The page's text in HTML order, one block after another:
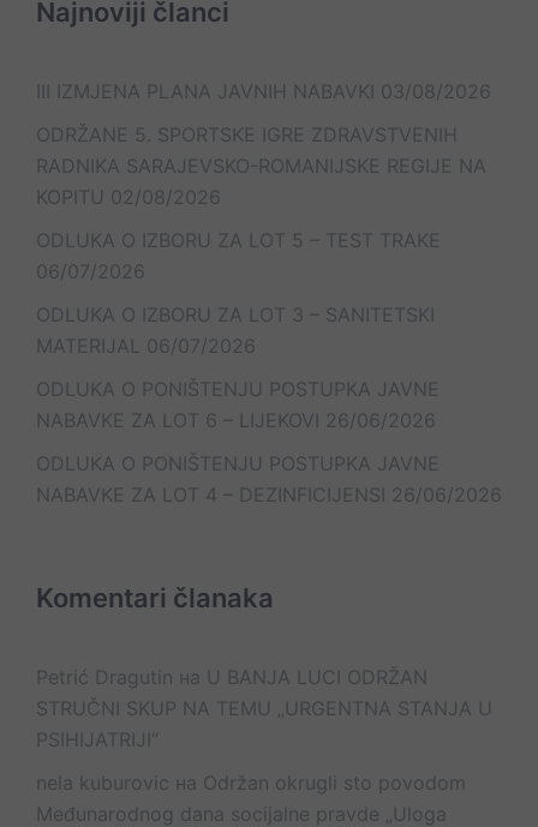
Najnoviji članci
III IZMJENA PLANA JAVNIH NABAVKI 03/08/2026
ODRŽANE 5. SPORTSKE IGRE ZDRAVSTVENIH
RADNIKA SARAJEVSKO-ROMANIJSKE REGIJE NA
KOPITU 02/08/2026
ODLUKA O IZBORU ZA LOT 5 – TEST TRAKE
06/07/2026
ODLUKA O IZBORU ZA LOT 3 – SANITETSKI
MATERIJAL 06/07/2026
ODLUKA O PONIŠTENJU POSTUPKA JAVNE
NABAVKE ZA LOT 6 – LIJEKOVI 26/06/2026
ODLUKA O PONIŠTENJU POSTUPKA JAVNE
NABAVKE ZA LOT 4 – DEZINFICIJENSI 26/06/2026
Komentari članaka
Petrić Dragutin на U BANJA LUCI ODRŽAN
STRUČNI SKUP NA TEMU „URGENTNA STANJA U
PSIHIJATRIJI“
nela kuburovic на Održan okrugli sto povodom
Međunarodnog dana socijalne pravde „Uloga